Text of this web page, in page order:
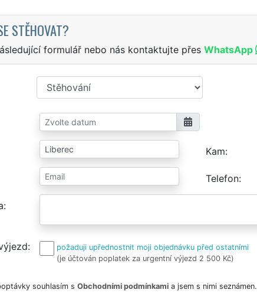
STĚHOVAT?
formulář nebo nás kontaktujte přes WhatsApp
Kam
Telefon
požaduji upřednostnit moji objednávku před ostatními
(je účtován poplatek za urgentní výjezd 2 500 Kč)
souhlasím s Obchodními podmínkamia jsem s nimi seznámen.